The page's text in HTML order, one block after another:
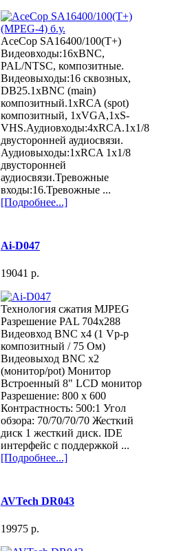
AceCop SA16400/100(T+)
Видеовходы:16хBNC,
PAL/NTSC, композитные.
Видеовыходы:16 сквозных,
DB25.1хBNC (main)
композитный.1xRCA (spot)
композитный, 1хVGA,1xS-
VHS.Аудиовходы:4хRCA.1х1/8
двусторонней аудиосвязи.
Аудиовыходы:1хRCA 1х1/8
двусторонней
аудиосвязи.Тревожные
входы:16.Тревожные ...
[Подробнее...]
Ai-D047
19041 p.
Технология сжатия MJPEG
Разрешение PAL 704х288
Видеовход BNC x4 (1 Vp-p
композитный / 75 Ом)
Видеовыход BNC x2
(монитор/pot) Монитор
Встроенный 8" LCD монитор
Разрешение: 800 x 600
Контрастность: 500:1 Угол
обзора: 70/70/70/70 Жесткий
диск 1 жесткий диск. IDE
интерфейс с поддержкой ...
[Подробнее...]
AVTech DR043
19975 p.